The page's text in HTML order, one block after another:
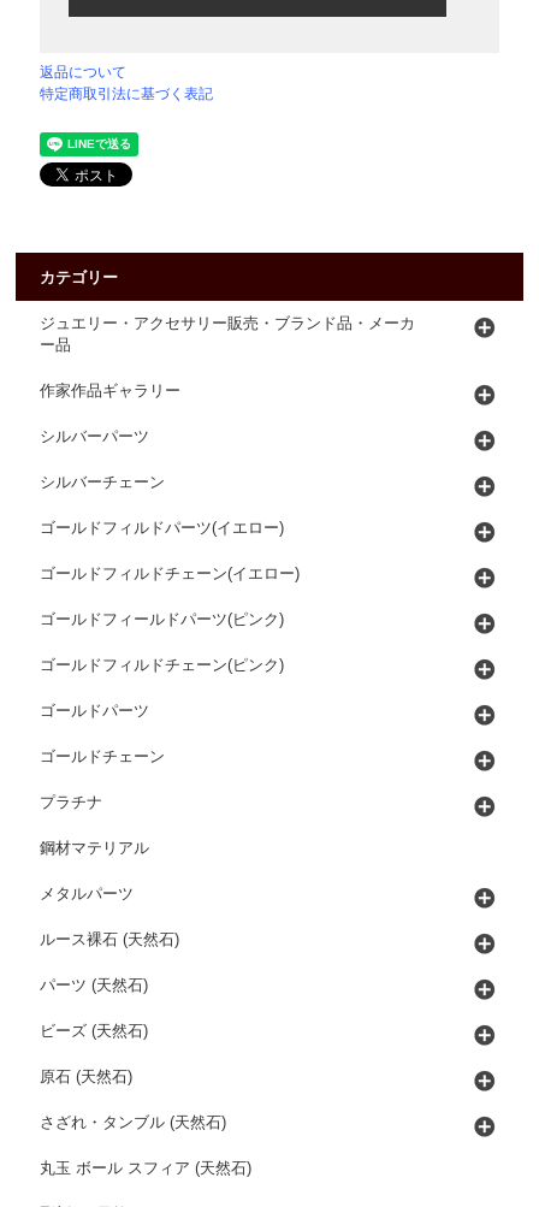
返品について
特定商取引法に基づく表記
カテゴリー
ジュエリー・アクセサリー販売・ブランド品・メーカ
ー品
作家作品ギャラリー
シルバーパーツ
シルバーチェーン
ゴールドフィルドパーツ(イエロー)
ゴールドフィルドチェーン(イエロー)
ゴールドフィールドパーツ(ピンク)
ゴールドフィルドチェーン(ピンク)
ゴールドパーツ
ゴールドチェーン
プラチナ
鋼材マテリアル
メタルパーツ
ルース裸石 (天然石)
パーツ (天然石)
ビーズ (天然石)
原石 (天然石)
さざれ・タンブル (天然石)
丸玉 ボール スフィア (天然石)